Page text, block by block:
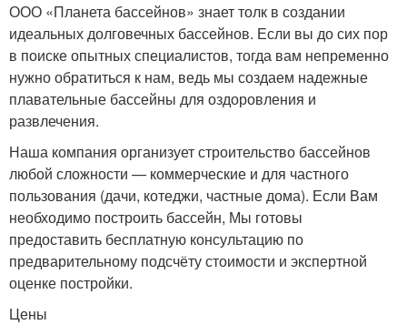
ООО «Планета бассейнов» знает толк в создании
идеальных долговечных бассейнов. Если вы до сих пор
в поиске опытных специалистов, тогда вам непременно
нужно обратиться к нам, ведь мы создаем надежные
плавательные бассейны для оздоровления и
развлечения.
Наша компания организует строительство бассейнов
любой сложности — коммерческие и для частного
пользования (дачи, котеджи, частные дома). Если Вам
необходимо построить бассейн, Мы готовы
предоставить бесплатную консультацию по
предварительному подсчёту стоимости и экспертной
оценке постройки.
Цены